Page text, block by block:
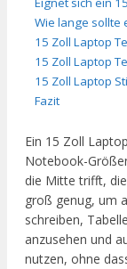
Wie lange sollte
15 Zoll Laptop
15 Zoll Laptop
15 Zoll Laptop
Fazit
Ein 15 Zoll
Notebook-
die Mitte trifft,
groß genug, um
schreiben,
anzusehen und
nutzen, ohne